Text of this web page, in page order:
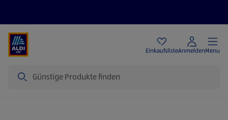
EinkaufslisteAnmeldenMenu